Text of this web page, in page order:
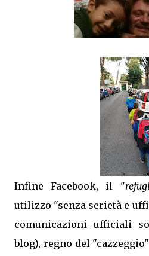
Infine Facebook, il "
utilizzo "senza serietà e
comunicazioni ufficiali
blog), regno del